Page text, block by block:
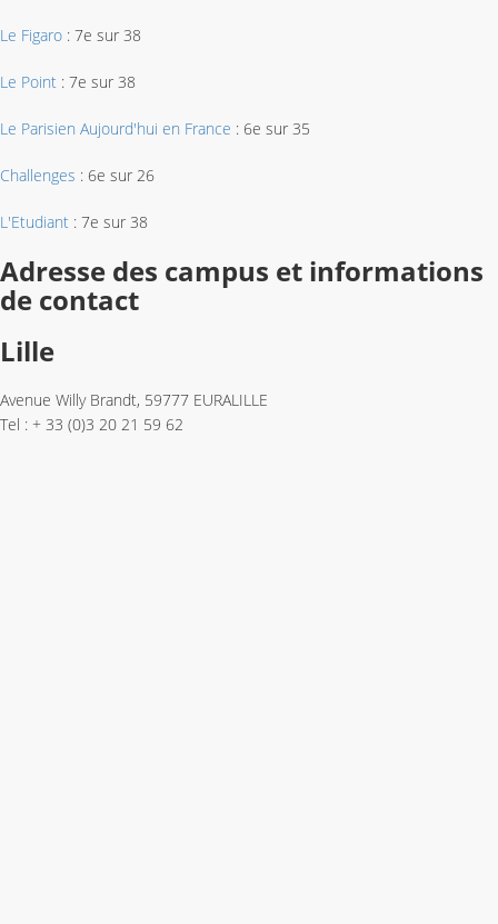
Le Figaro : 7e sur 38
Le Point : 7e sur 38
Le Parisien Aujourd'hui en France : 6e sur 35
Challenges : 6e sur 26
L'Etudiant : 7e sur 38
Adresse des campus et informations
de contact
Lille
Avenue Willy Brandt, 59777 EURALILLE
Tel : + 33 (0)3 20 21 59 62